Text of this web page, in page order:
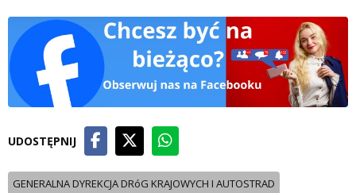
UDOSTĘPNIJ
GENERALNA DYREKCJA DRóG KRAJOWYCH I AUTOSTRAD